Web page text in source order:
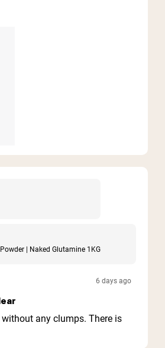
| Naked Glutamine 1KG
6 days ago
any clumps. There is